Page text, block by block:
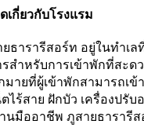
เกี่ยวกับโรงแรม
ารีสอร์ท อยู่ในทำเลที่เ
สำหรับการเข้าพักที่สะด
มายที่ผู้เข้าพักสามารถเ
ตไร้สาย ฝักบัว เครื่องปรั
นมืออาชีพ ภูสายธารารี